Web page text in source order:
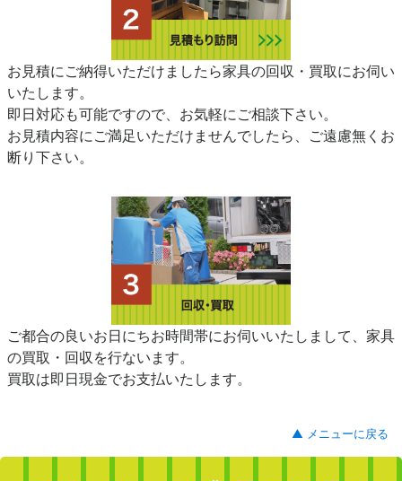
お見積にご納得いただけましたら家具の回収・買取にお伺い
いたします。
即日対応も可能ですので、お気軽にご相談下さい。
お見積内容にご満足いただけませんでしたら、ご遠慮無くお
断り下さい。
ご都合の良いお日にちお時間帯にお伺いいたしまして、家具
の買取・回収を行ないます。
買取は即日現金でお支払いたします。
▲ メニューに戻る